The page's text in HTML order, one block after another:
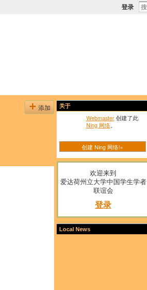
登录
添加 关于
Webmaster创建了此
Ning 网络。
创建 Ning 网络!»
欢迎来到
爱达荷州立大学中国学生学者
联谊会
登录
Local News